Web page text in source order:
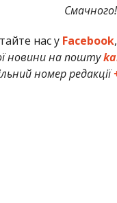
Смачного!
нас у Facebook,
новини на пошту
номер редакції